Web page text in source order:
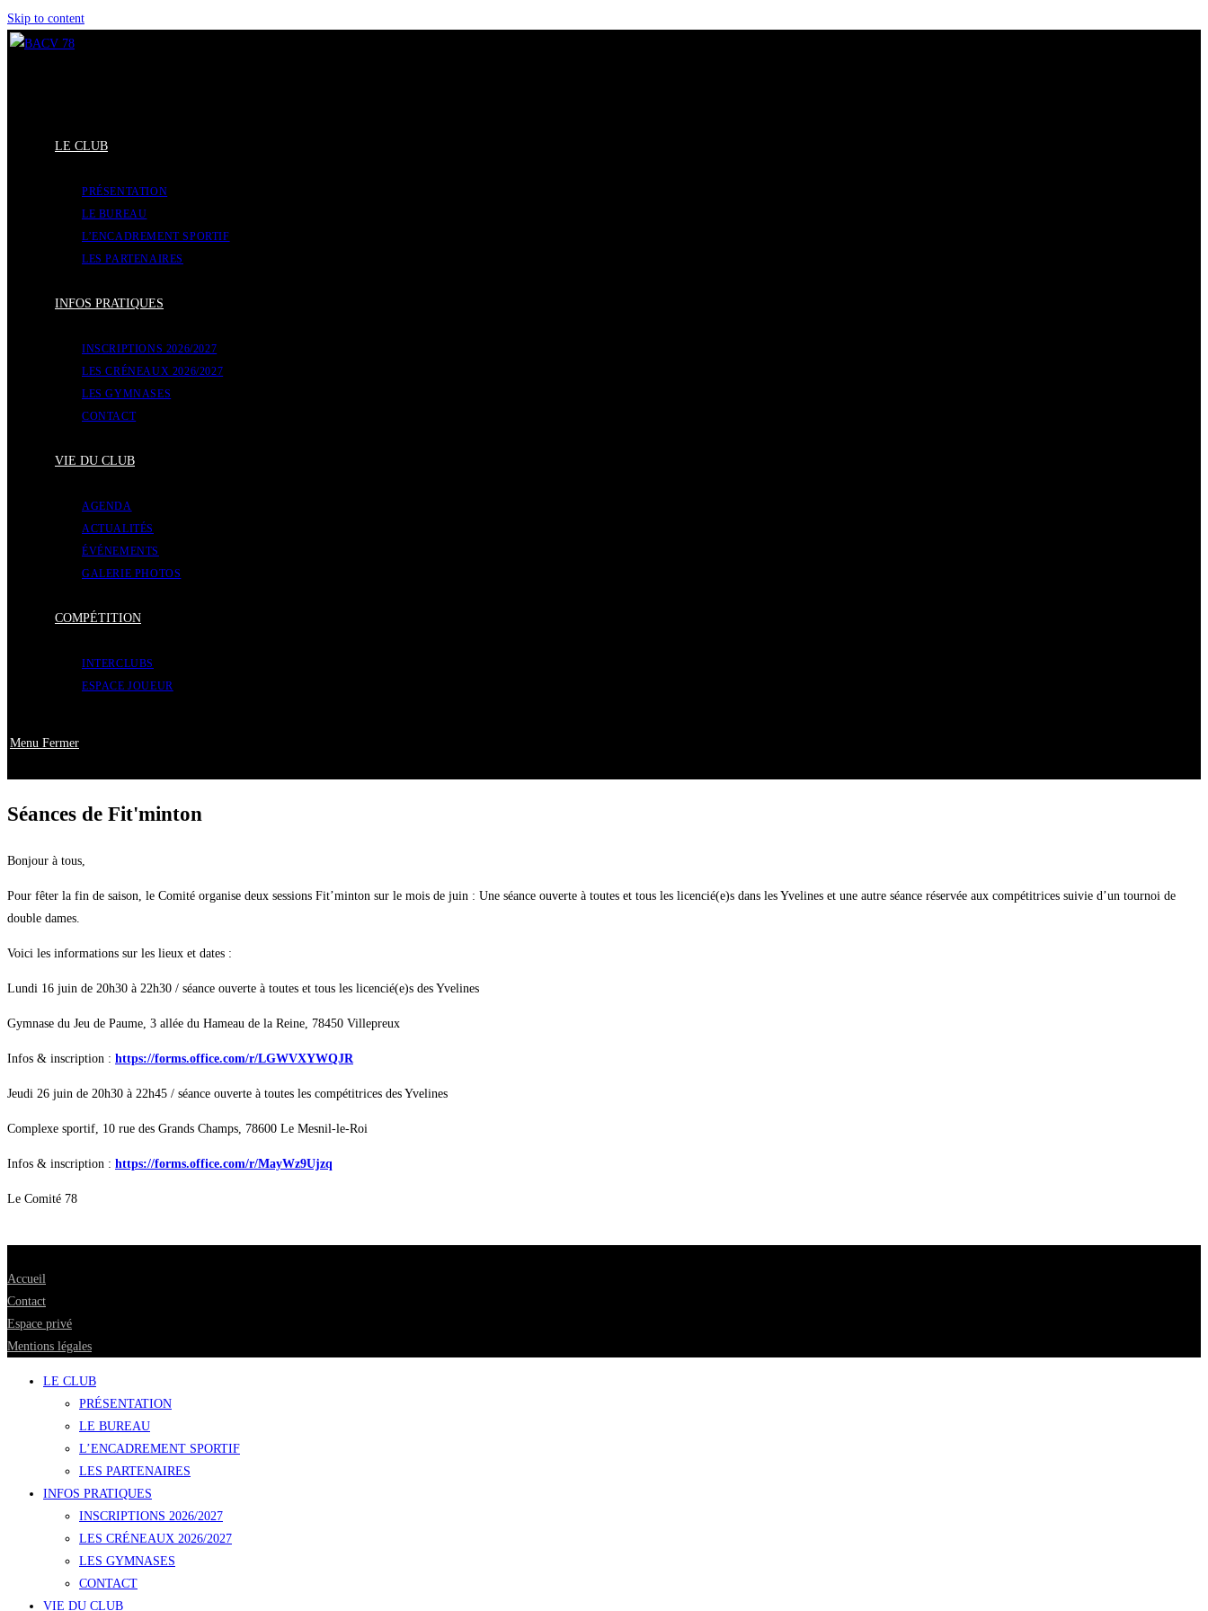
Skip to content
LE CLUB
PRÉSENTATION
LE BUREAU
L’ENCADREMENT SPORTIF
LES PARTENAIRES
INFOS PRATIQUES
INSCRIPTIONS 2026/2027
LES CRÉNEAUX 2026/2027
LES GYMNASES
CONTACT
VIE DU CLUB
AGENDA
ACTUALITÉS
ÉVÉNEMENTS
GALERIE PHOTOS
COMPÉTITION
INTERCLUBS
ESPACE JOUEUR
Menu Fermer
Séances de Fit'minton
Bonjour à tous,
Pour fêter la fin de saison, le Comité organise deux sessions Fit’minton sur le mois de juin : Une séance ouverte à toutes et tous les licencié(e)s dans les Yvelines et une autre séance réservée aux compétitrices suivie d’un tournoi de
double dames.
Voici les informations sur les lieux et dates :
Lundi 16 juin de 20h30 à 22h30 / séance ouverte à toutes et tous les licencié(e)s des Yvelines
Gymnase du Jeu de Paume, 3 allée du Hameau de la Reine, 78450 Villepreux
Infos & inscription : https://forms.office.com/r/LGWVXYWQJR
Jeudi 26 juin de 20h30 à 22h45 / séance ouverte à toutes les compétitrices des Yvelines
Complexe sportif, 10 rue des Grands Champs, 78600 Le Mesnil-le-Roi
Infos & inscription : https://forms.office.com/r/MayWz9Ujzq
Le Comité 78
Accueil
Contact
Espace privé
Mentions légales
LE CLUB
PRÉSENTATION
LE BUREAU
L’ENCADREMENT SPORTIF
LES PARTENAIRES
INFOS PRATIQUES
INSCRIPTIONS 2026/2027
LES CRÉNEAUX 2026/2027
LES GYMNASES
CONTACT
VIE DU CLUB